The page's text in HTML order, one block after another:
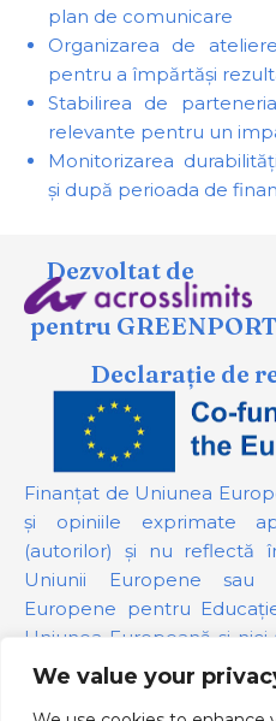
We value your
plan de comunicare
Organizarea de
pentru a împărtăși
Stabilirea de
relevante pentru un
Monitorizarea
și după perioada de
Dezvoltat de
pentru
Declarație de
Finanțat de Uniunea
și opiniile exprimate
(autorilor) și nu reflectă
Uniunii Europene sau
Europene pentru
Uniunea Europeană și
finanțării nu pot fi trase la